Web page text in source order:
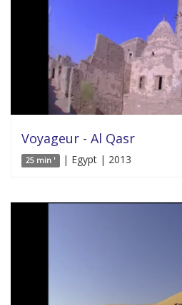
Voyageur - Al Qasr
25 min ' | Egypt | 2013